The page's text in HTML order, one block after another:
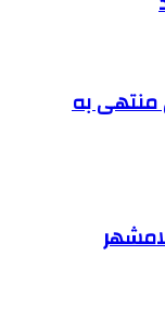
منتهی به